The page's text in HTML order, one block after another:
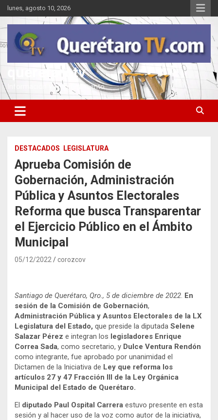
Saltar
al
contenido
lunes, agosto 10, 2026
queretarotv
Información y entretenimiento
DESTACADOS LEGISLATURA
Aprueba Comisión de
Gobernación, Administración
Pública y Asuntos Electorales
Reforma que busca Transparentar
el Ejercicio Público en el Ámbito
Municipal
05/12/2022 corozcov
Santiago de Querétaro, Qro., 5 de diciembre de 2022. En
sesión de la Comisión de Gobernación,
Administración Pública y Asuntos Electorales de la LX
Legislatura del Estado, que preside la diputada Selene
Salazar Pérez e integran los legisladores Enrique
Correa Sada, como secretario, y Dulce Ventura Rendón
como integrante, fue aprobado por unanimidad el
Dictamen de la Iniciativa de Ley que reforma los
artículos 27 y 47 Fracción III de la Ley Orgánica
Municipal del Estado de Querétaro.
El diputado Paul Ospital Carrera estuvo presente en esta
sesión y al hacer uso de la voz como autor de la iniciativa,